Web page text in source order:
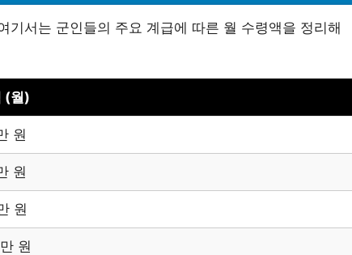
기서는 군인들의 주요 계급에 따른 월 수령액을 정리해
(월)
원
원
원
원